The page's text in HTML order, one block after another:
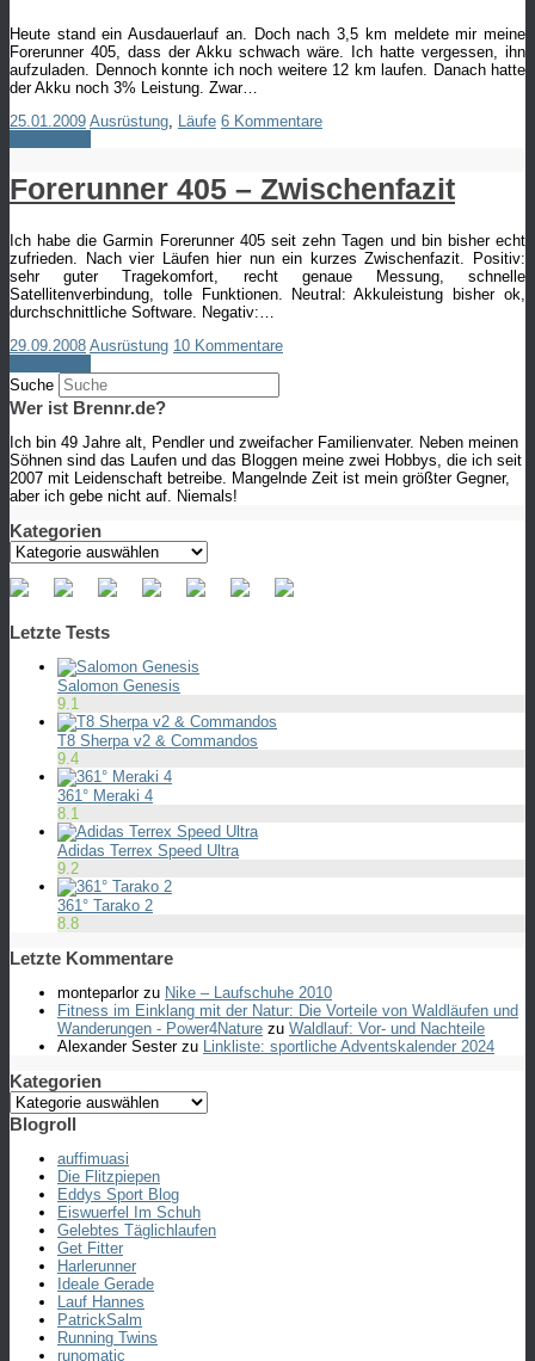
Heute stand ein Ausdauerlauf an. Doch nach 3,5 km meldete mir meine
Forerunner 405, dass der Akku schwach wäre. Ich hatte vergessen, ihn
aufzuladen. Dennoch konnte ich noch weitere 12 km laufen. Danach hatte
der Akku noch 3% Leistung. Zwar…
25.01.2009 Ausrüstung Läufe 6 Kommentare
Forerunner 405 – Zwischenfazit
Ich habe die Garmin Forerunner 405 seit zehn Tagen und bin bisher echt
zufrieden. Nach vier Läufen hier nun ein kurzes Zwischenfazit. Positiv:
sehr guter Tragekomfort, recht genaue Messung, schnelle
Satellitenverbindung, tolle Funktionen. Neutral: Akkuleistung bisher ok,
durchschnittliche Software. Negativ:…
29.09.2008 Ausrüstung 10 Kommentare
Suche
Wer ist Brennr.de?
Ich bin 49 Jahre alt, Pendler und zweifacher Familienvater. Neben meinen
Söhnen sind das Laufen und das Bloggen meine zwei Hobbys, die ich seit
2007 mit Leidenschaft betreibe. Mangelnde Zeit ist mein größter Gegner,
aber ich gebe nicht auf. Niemals!
Kategorien
Kategorien
Letzte Tests
Salomon Genesis
9.1
T8 Sherpa v2 & Commandos
9.4
361° Meraki 4
8.1
Adidas Terrex Speed Ultra
9.2
361° Tarako 2
8.8
Letzte Kommentare
monteparlorzu Nike – Laufschuhe 2010
Fitness im Einklang mit der Natur: Die Vorteile von Waldläufen und
Wanderungen - Power4Nature zu Waldlauf: Vor- und Nachteile
Alexander Sesterzu Linkliste: sportliche Adventskalender 2024
Kategorien
Kategorien
Blogroll
auffimuasi
Die Flitzpiepen
Eddys Sport Blog
Eiswuerfel Im Schuh
Gelebtes Täglichlaufen
Get Fitter
Harlerunner
Ideale Gerade
Lauf Hannes
PatrickSalm
Running Twins
runomatic